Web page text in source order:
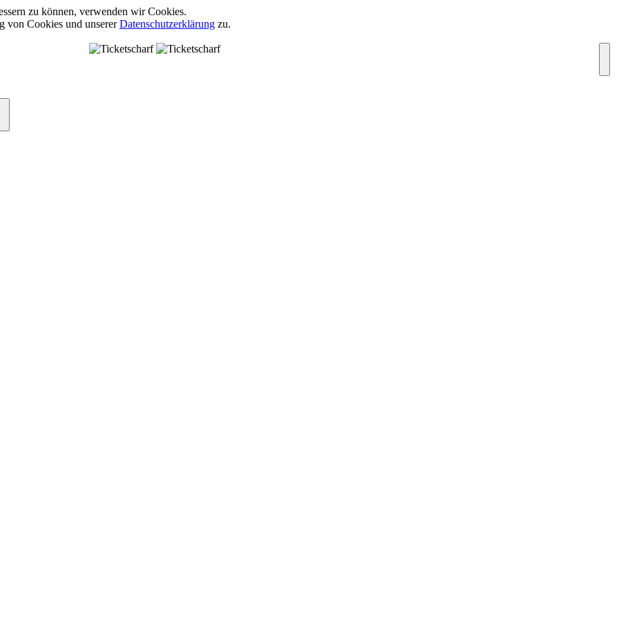
zu können, verwenden wir Cookies.
von Cookies und unsererDatenschutzerklärung zu.